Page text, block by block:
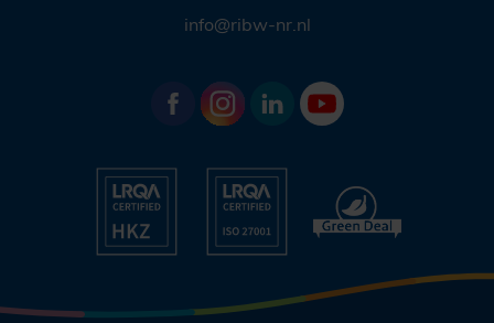
info@ribw-nr.nl